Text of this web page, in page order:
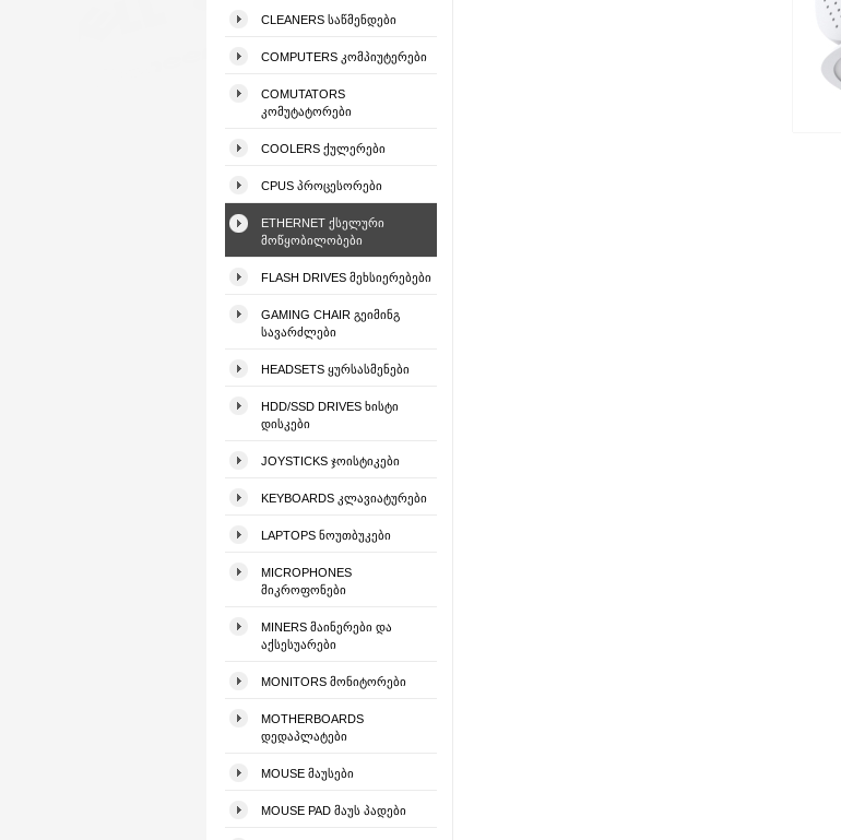
CLEANERS ᲡᲐᲬᲛᲔᲜᲓᲔᲑᲘ
COMPUTERS ᲙᲝᲛᲞᲘᲣᲢᲔᲠᲔᲑᲘ
COMUTATORS
ᲙᲝᲛᲣᲢᲐᲢᲝᲠᲔᲑᲘ
COOLERS ᲥᲣᲚᲔᲠᲔᲑᲘ
CPUS ᲞᲠᲝᲪᲔᲡᲝᲠᲔᲑᲘ
ETHERNET ᲥᲡᲔᲚᲣᲠᲘ
ᲛᲝᲬᲧᲝᲑᲘᲚᲝᲑᲔᲑᲘ
FLASH DRIVES ᲛᲔᲮᲡᲘᲔᲠᲔᲑᲔᲑᲘ
GAMING CHAIR ᲒᲔᲘᲛᲘᲜᲒ
ᲡᲐᲕᲐᲠᲫᲚᲔᲑᲘ
HEADSETS ᲧᲣᲠᲡᲐᲡᲛᲔᲜᲔᲑᲘ
HDD/SSD DRIVES ᲮᲘᲡᲢᲘ
ᲓᲘᲡᲙᲔᲑᲘ
JOYSTICKS ᲯᲝᲘᲡᲢᲘᲙᲔᲑᲘ
KEYBOARDS ᲙᲚᲐᲕᲘᲐᲢᲣᲠᲔᲑᲘ
LAPTOPS ᲜᲝᲣᲗᲑᲣᲙᲔᲑᲘ
MICROPHONES
ᲛᲘᲙᲠᲝᲤᲝᲜᲔᲑᲘ
MINERS ᲛᲐᲘᲜᲔᲠᲔᲑᲘ ᲓᲐ
ᲐᲥᲡᲔᲡᲣᲐᲠᲔᲑᲘ
MONITORS ᲛᲝᲜᲘᲢᲝᲠᲔᲑᲘ
MOTHERBOARDS
ᲓᲔᲓᲐᲞᲚᲐᲢᲔᲑᲘ
MOUSE ᲛᲐᲣᲡᲔᲑᲘ
MOUSE PAD ᲛᲐᲣᲡ ᲞᲐᲓᲔᲑᲘ